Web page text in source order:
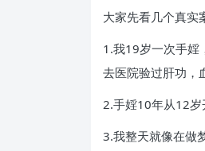
大家先看几个真实
1.我19岁一次手婬
去医院验过肝功，
2.手婬10年从12岁
3.我整天就像在做